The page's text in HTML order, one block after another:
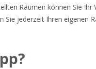
Räumen können Sie
jederzeit Ihren eigenen